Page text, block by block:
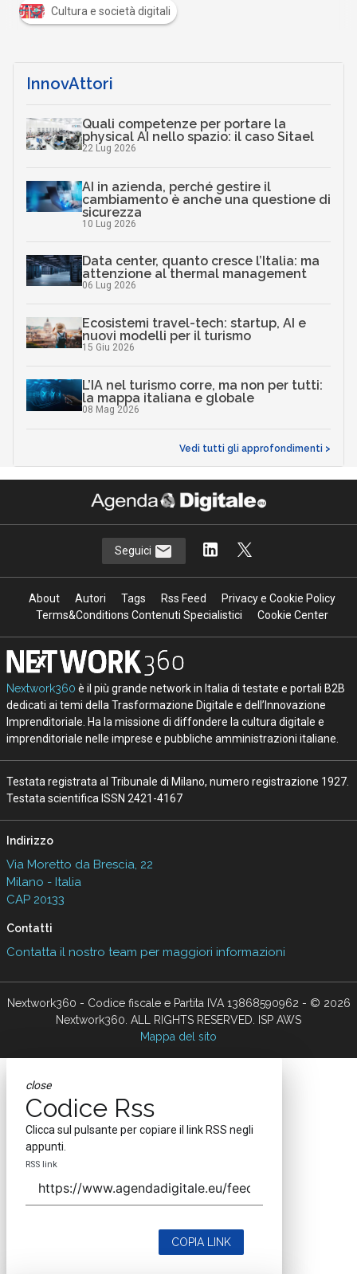
Cultura e società digitali
InnovAttori
Quali competenze per portare la
physical AI nello spazio: il caso Sitael
22 Lug 2026
AI in azienda, perché gestire il
cambiamento è anche una questione di
sicurezza
10 Lug 2026
Data center, quanto cresce l’Italia: ma
attenzione al thermal management
06 Lug 2026
Ecosistemi travel-tech: startup, AI e
nuovi modelli per il turismo
15 Giu 2026
L’IA nel turismo corre, ma non per tutti:
la mappa italiana e globale
08 Mag 2026
Vedi tutti gli approfondimenti >
Seguici
About Autori Tags Rss Feed
Privacy e Cookie Policy
Terms&Conditions Contenuti Specialistici
Cookie Center
Nextwork360 è il più grande network in Italia di testate e portali B2B
dedicati ai temi della Trasformazione Digitale e dell’Innovazione
Imprenditoriale. Ha la missione di diffondere la cultura digitale e
imprenditoriale nelle imprese e pubbliche amministrazioni italiane.
Testata registrata al Tribunale di Milano, numero registrazione 1927.
Testata scientifica ISSN 2421-4167
Indirizzo
Via Moretto da Brescia, 22
Milano - Italia
CAP 20133
Contatti
Contatta il nostro team per maggiori informazioni
Nextwork360 - Codice fiscale e Partita IVA 13868590962 - © 2026
Nextwork360. ALL RIGHTS RESERVED. ISP AWS
Mappa del sito
close
Codice Rss
Clicca sul pulsante per copiare il link RSS negli
appunti.
RSS link
COPIA LINK